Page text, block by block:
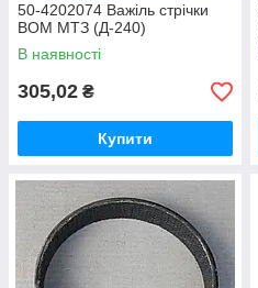
50-4202074 Важіль стрічки
ВОМ МТЗ (Д-240)
В наявності
305,02 ₴
Купити